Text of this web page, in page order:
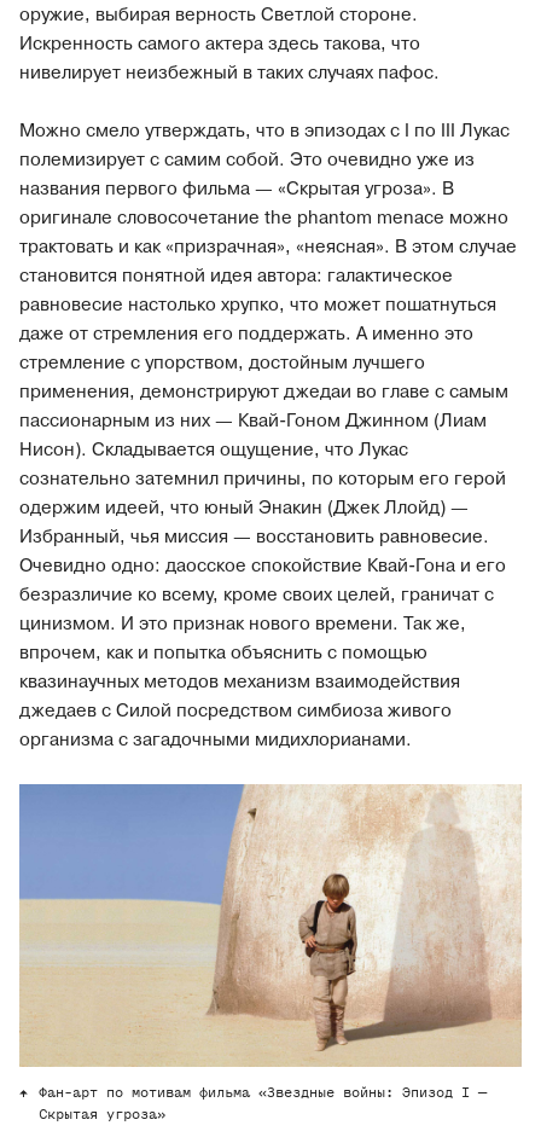
оружие, выбирая верность Светлой стороне.
Искренность самого актера здесь такова, что
нивелирует неизбежный в таких случаях пафос.
Можно смело утверждать, что в эпизодах с I по III Лукас
полемизирует с самим собой. Это очевидно уже из
названия первого фильма — «Скрытая угроза». В
оригинале словосочетание the phantom menace можно
трактовать и как «призрачная», «неясная». В этом случае
становится понятной идея автора: галактическое
равновесие настолько хрупко, что может пошатнуться
даже от стремления его поддержать. А именно это
стремление с упорством, достойным лучшего
применения, демонстрируют джедаи во главе с самым
пассионарным из них — Квай-Гоном Джинном (Лиам
Нисон). Складывается ощущение, что Лукас
сознательно затемнил причины, по которым его герой
одержим идеей, что юный Энакин (Джек Ллойд) —
Избранный, чья миссия — восстановить равновесие.
Очевидно одно: даосское спокойствие Квай-Гона и его
безразличие ко всему, кроме своих целей, граничат с
цинизмом. И это признак нового времени. Так же,
впрочем, как и попытка объяснить с помощью
квазинаучных методов механизм взаимодействия
джедаев с Силой посредством симбиоза живого
организма с загадочными мидихлорианами.
Фан-арт по мотивам фильма «Звездные войны: Эпизод I —
Скрытая угроза»